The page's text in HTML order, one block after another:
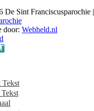
Sint Franciscusparochie |
door: Webheld.nl
Tekst